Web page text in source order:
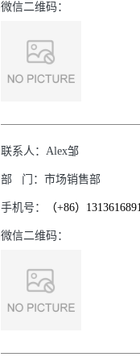
微信二维码：
联系人： Alex邹
部 门： 市场销售部
手机号： （+86）
微信二维码：